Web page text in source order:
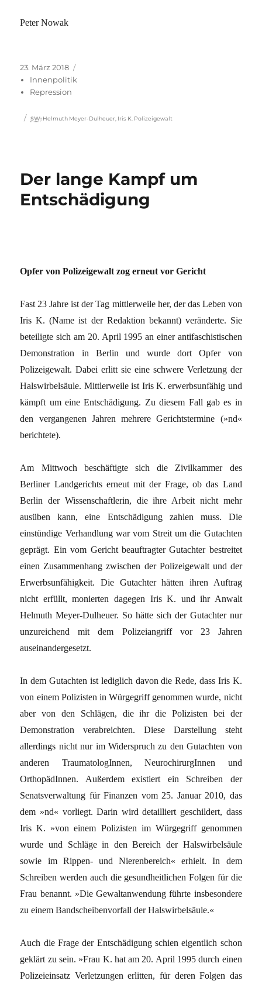
Peter Nowak
Veröffentlicht
am
23. März 2018
Innenpolitik
Repression
Schlagwörter
SW: Helmuth Meyer-Dulheuer Iris K. Polizeigewalt
Der lange Kampf um
Entschädigung
Opfer von Polizeigewalt zog erneut vor Gericht
Fast 23 Jahre ist der Tag mittlerweile her, der das Leben von
Iris K. (Name ist der Redaktion bekannt) veränderte. Sie
beteiligte sich am 20. April 1995 an einer antifaschistischen
Demonstration in Berlin und wurde dort Opfer von
Polizeigewalt. Dabei erlitt sie eine schwere Verletzung der
Halswirbelsäule. Mittlerweile ist Iris K. erwerbsunfähig und
kämpft um eine Entschädigung. Zu diesem Fall gab es in
den vergangenen Jahren mehrere Gerichtstermine (»nd«
berichtete).
Am Mittwoch beschäftigte sich die Zivilkammer des
Berliner Landgerichts erneut mit der Frage, ob das Land
Berlin der Wissenschaftlerin, die ihre Arbeit nicht mehr
ausüben kann, eine Entschädigung zahlen muss. Die
einstündige Verhandlung war vom Streit um die Gutachten
geprägt. Ein vom Gericht beauftragter Gutachter bestreitet
einen Zusammenhang zwischen der Polizeigewalt und der
Erwerbsunfähigkeit. Die Gutachter hätten ihren Auftrag
nicht erfüllt, monierten dagegen Iris K. und ihr Anwalt
Helmuth Meyer-Dulheuer. So hätte sich der Gutachter nur
unzureichend mit dem Polizeiangriff vor 23 Jahren
auseinandergesetzt.
In dem Gutachten ist lediglich davon die Rede, dass Iris K.
von einem Polizisten in Würgegriff genommen wurde, nicht
aber von den Schlägen, die ihr die Polizisten bei der
Demonstration verabreichten. Diese Darstellung steht
allerdings nicht nur im Widerspruch zu den Gutachten von
anderen TraumatologInnen, NeurochirurgInnen und
OrthopädInnen. Außerdem existiert ein Schreiben der
Senatsverwaltung für Finanzen vom 25. Januar 2010, das
dem »nd« vorliegt. Darin wird detailliert geschildert, dass
Iris K. »von einem Polizisten im Würgegriff genommen
wurde und Schläge in den Bereich der Halswirbelsäule
sowie im Rippen- und Nierenbereich« erhielt. In dem
Schreiben werden auch die gesundheitlichen Folgen für die
Frau benannt. »Die Gewaltanwendung führte insbesondere
zu einem Bandscheibenvorfall der Halswirbelsäule.«
Auch die Frage der Entschädigung schien eigentlich schon
geklärt zu sein. »Frau K. hat am 20. April 1995 durch einen
Polizeieinsatz Verletzungen erlitten, für deren Folgen das